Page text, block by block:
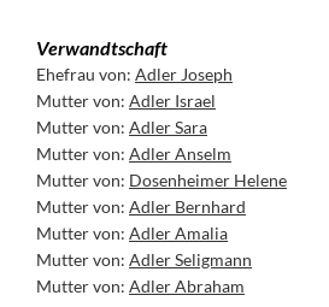
Verwandtschaft
Ehefrau von: Adler Joseph
Mutter von: Adler Israel
Mutter von: Adler Sara
Mutter von: Adler Anselm
Mutter von: Dosenheimer Helene
Mutter von: Adler Bernhard
Mutter von: Adler Amalia
Mutter von: Adler Seligmann
Mutter von: Adler Abraham